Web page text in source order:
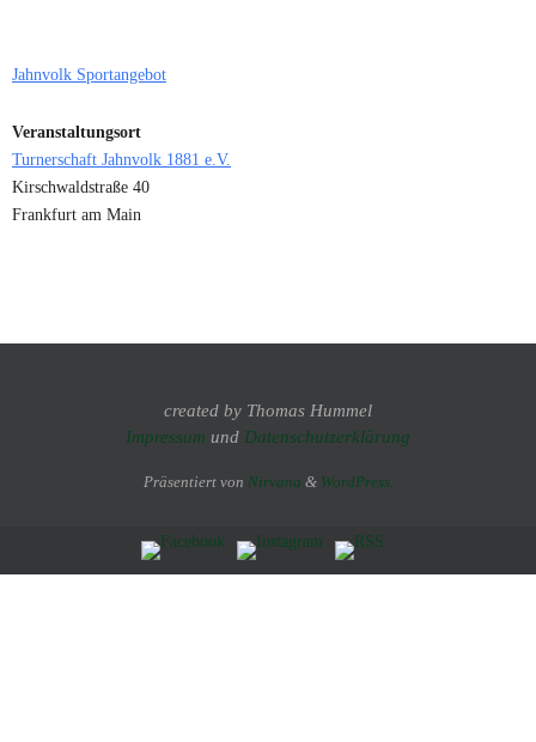
Jahnvolk Sportangebot
Veranstaltungsort
Turnerschaft Jahnvolk 1881 e.V.
Kirschwaldstraße 40
Frankfurt am Main
created by Thomas Hummel
Impressum und Datenschutzerklärung
Präsentiert von Nirvana & WordPress.